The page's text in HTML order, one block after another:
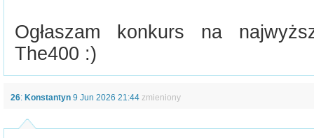
Ogłaszam konkurs na
The400 :)
26: Konstantyn 9 Jun 2026 21:44 zmieniony